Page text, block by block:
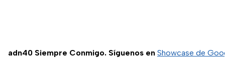
adn40 Siempre Conmigo. Síguenos en Showcase de